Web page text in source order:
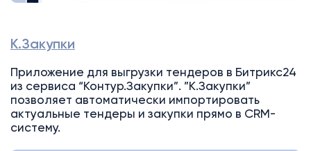
К.Закупки
Приложение для выгрузки тендеров в Битрикс24
из сервиса “Контур.Закупки”. ”К.Закупки”
позволяет автоматически импортировать
актуальные тендеры и закупки прямо в CRM-
систему.